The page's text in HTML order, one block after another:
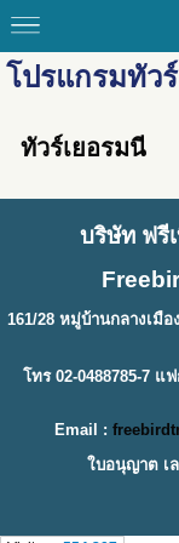
โปรแกรมทัว
ทัวร์เยอรมนี
บริษัท ฟรี
161/28 หมู่บ้านกลางเมื
โทร 02-0488785-7 แ
Email :
ใบอนุญาต เ